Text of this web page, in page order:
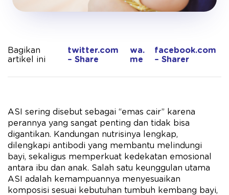
Bagikan
artikel ini
twitter.com
– Share
wa.
me
facebook.com
– Sharer
ASI sering disebut sebagai “emas cair” karena
perannya yang sangat penting dan tidak bisa
digantikan. Kandungan nutrisinya lengkap,
dilengkapi antibodi yang membantu melindungi
bayi, sekaligus memperkuat kedekatan emosional
antara ibu dan anak. Salah satu keunggulan utama
ASI adalah kemampuannya menyesuaikan
komposisi sesuai kebutuhan tumbuh kembang bayi,